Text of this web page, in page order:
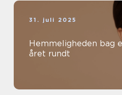
31. juli 2025
Hemmeligheden bag
året rundt